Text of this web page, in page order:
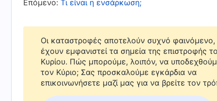
επειδή ενσαρκώνεται και δεν είναι Πνεύμα.
σωτηρία και θα το μετανιώνουν στην
γιατί ο Θεός εμφανίζεται ενσαρκωμένος κι
Πρώτον, όσον αφορά το πώς εμφανίζεται
Επόμενο: Τι είναι η ενσάρκωση;
Οι καταστροφές αποτελούν συχνό φαινόμενο,
έχουν εμφανιστεί τα σημεία της επιστροφής
Κυρίου. Πώς μπορούμε, λοιπόν, να
τον Κύριο; Σας προσκαλούμε εγκάρδια να
επικοινωνήσετε μαζί μας για να βρείτε τον